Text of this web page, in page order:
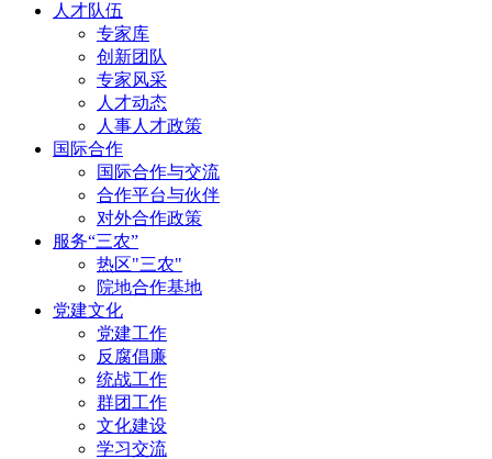
人才队伍
专家库
创新团队
专家风采
人才动态
人事人才政策
国际合作
国际合作与交流
合作平台与伙伴
对外合作政策
服务“三农”
热区"三农"
院地合作基地
党建文化
党建工作
反腐倡廉
统战工作
群团工作
文化建设
学习交流